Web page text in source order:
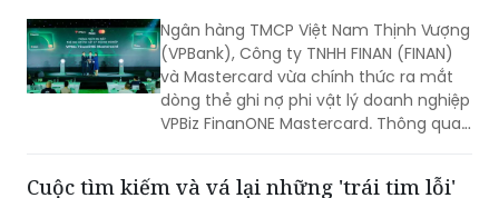
Ngân hàng TMCP Việt Nam Thịnh Vượng
(VPBank), Công ty TNHH FINAN (FINAN)
và Mastercard vừa chính thức ra mắt
dòng thẻ ghi nợ phi vật lý doanh nghiệp
VPBiz FinanONE Mastercard. Thông qua
hiện đại, nơi doanh nghiệp có thể chủ
Cuộc tìm kiếm và vá lại những 'trái tim lỗi'